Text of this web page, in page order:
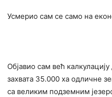
Усмерио сам се само на
Објавио сам већ
захвата 35.000 ха одличне
са великим подземним